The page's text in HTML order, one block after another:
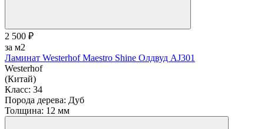
2 500 ₽
за м2
Ламинат Westerhof Maestro Shine Олдвуд AJ301
Westerhof
(Китай)
Класс: 34
Порода дерева: Дуб
Толщина: 12 мм